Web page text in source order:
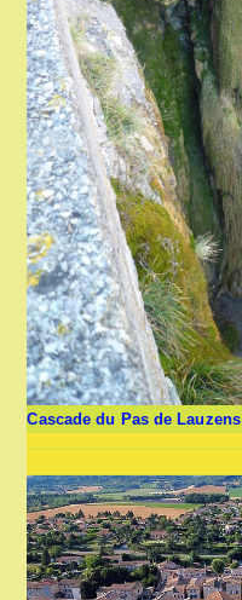
Cascade du Pas de Lauzens